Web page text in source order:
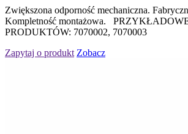
Zwiększona odporność mechaniczna.
Kompletność montażowa.
PRODUKTÓW: 7070002, 7070003
Zapytaj o produkt Zobacz